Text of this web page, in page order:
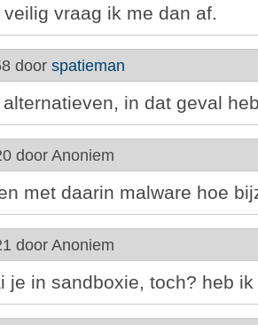
vraag ik me dan af.
door spatieman
in dat geval
door Anoniem
met daarin malware hoe
door Anoniem
je in sandboxie, toch? heb